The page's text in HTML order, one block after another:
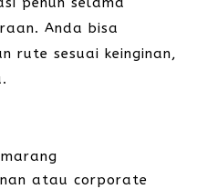
Anda bisa
rute sesuai keinginan,
atau corporate